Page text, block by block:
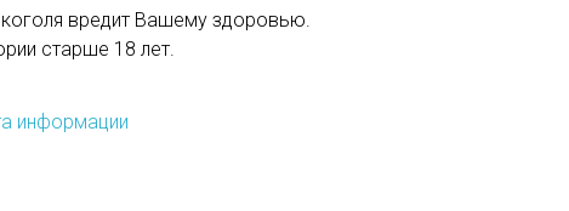
вредит Вашему здоровью.
старше 18 лет.
информации